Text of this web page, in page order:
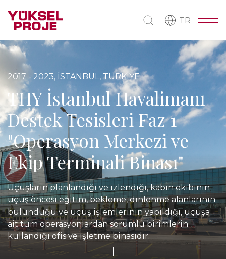
TR
2017 - 2023, İSTANBUL, TÜRKİYE
THY İstanbul Havalimanı
Destek Tesisleri Faz 1
"Operasyon Merkezi ve
Ekip Terminali Binası"
Uçuşların planlandığı ve izlendiği, kabin ekibinin
uçuş öncesi eğitim, bekleme, dinlenme alanlarının
bulunduğu ve uçuş işlemlerinin yapıldığı, uçuşa
ait tüm operasyonlardan sorumlu birimlerin
kullandığı ofis ve işletme binasıdır.